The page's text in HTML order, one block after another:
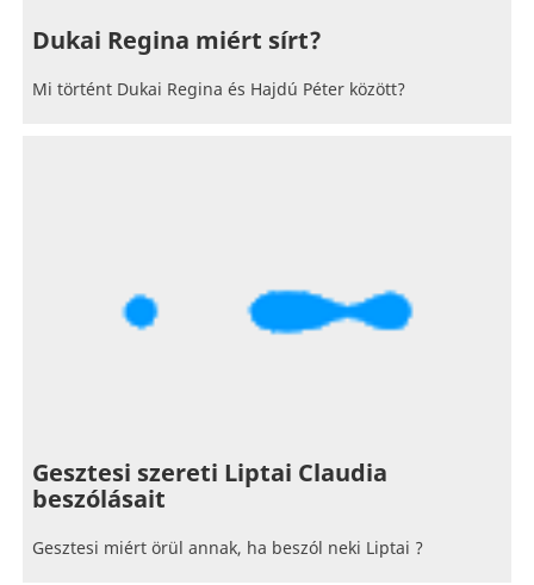
Dukai Regina miért sírt?
Mi történt Dukai Regina és Hajdú Péter között?
Gesztesi szereti Liptai Claudia
beszólásait
Gesztesi miért örül annak, ha beszól neki Liptai ?